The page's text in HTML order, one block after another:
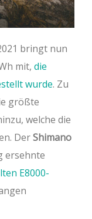
bringt nun
mit, die
wurde. Zu
größte
welche die
DerShimano
ersehnte
E8000-